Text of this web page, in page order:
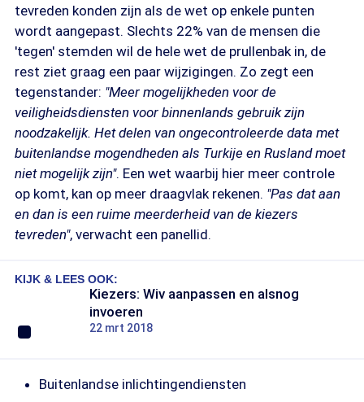
tevreden konden zijn als de wet op enkele punten
wordt aangepast. Slechts 22% van de mensen die
'tegen' stemden wil de hele wet de prullenbak in, de
rest ziet graag een paar wijzigingen. Zo zegt een
tegenstander: "Meer mogelijkheden voor de
veiligheidsdiensten voor binnenlands gebruik zijn
noodzakelijk. Het delen van ongecontroleerde data met
buitenlandse mogendheden als Turkije en Rusland moet
niet mogelijk zijn". Een wet waarbij hier meer controle
op komt, kan op meer draagvlak rekenen. "Pas dat aan
en dan is een ruime meerderheid van de kiezers
tevreden", verwacht een panellid.
KIJK & LEES OOK:
Kiezers: Wiv aanpassen en alsnog
invoeren
22 mrt 2018
Buitenlandse inlichtingendiensten